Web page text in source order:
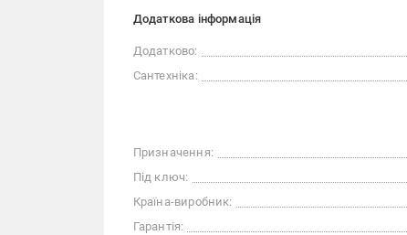
Додаткова інформація
Додатково:
Сантехніка:
Призначення:
Під ключ:
Країна-виробник:
Гарантія: